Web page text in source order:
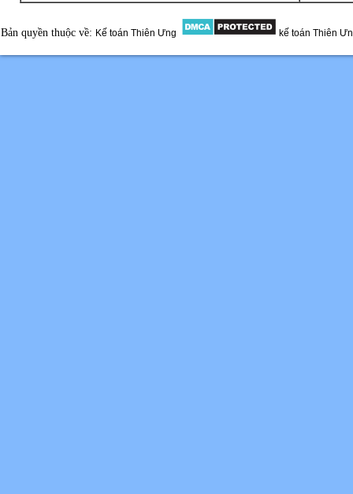
Bản quyền thuộc về: Kế toán Thiên Ưng kế toán Thiên